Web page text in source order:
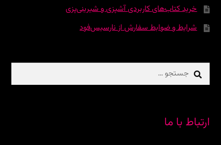
خرید کتاب‌های کاربردی آشپزی و شیرینی‌پزی
شرایط و ضوابط سفارش از نارسیس‌فود
جستجو
برای:
ارتباط با ما